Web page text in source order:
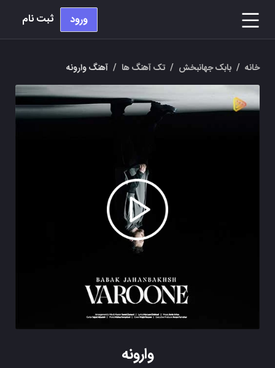
ورود ثبت نام
خانه / بابک جهانبخش / تک آهنگ ها / آهنگ وارونه
وارونه